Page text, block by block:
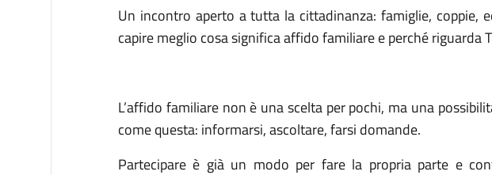
Un incontro aperto a tutta la cittadinanza: famiglie, coppie,
capire meglio cosa significa affido familiare e perché riguarda
L’affido familiare non è una scelta per pochi, ma una
come questa: informarsi, ascoltare, farsi domande.
Partecipare è già un modo per fare la propria parte e